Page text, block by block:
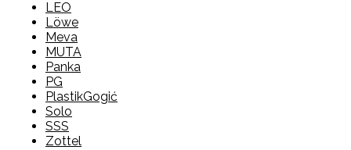
LEO
Löwe
Meva
MUTA
Panka
PG
PlastikGogić
Solo
SSS
Zottel